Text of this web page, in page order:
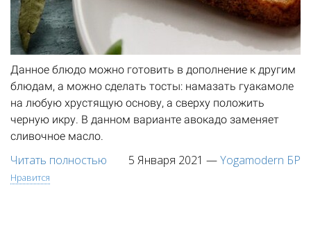
Данное блюдо можно готовить в дополнение к другим
блюдам, а можно сделать тосты: намазать гуакамоле
на любую хрустящую основу, а сверху положить
черную икру. В данном варианте авокадо заменяет
сливочное масло.
Читать полностью 5 Января 2021 —Yogamodern БР
Нравится